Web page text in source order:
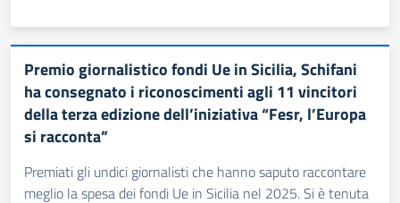
Premio giornalistico fondi Ue in Sicilia, Schifani
ha consegnato i riconoscimenti agli 11 vincitori
della terza edizione dell’iniziativa “Fesr, l’Europa
si racconta”
Premiati gli undici giornalisti che hanno saputo raccontare
meglio la spesa dei fondi Ue in Sicilia nel 2025. Si è tenuta